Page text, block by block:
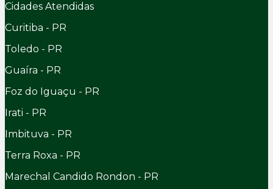
Cidades Atendidas
Curitiba - PR
Toledo - PR
Guaíra - PR
Foz do Iguaçu - PR
Irati - PR
Imbituva - PR
Terra Roxa - PR
Marechal Candido Rondon - PR